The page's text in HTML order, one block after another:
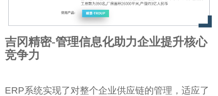
吉冈精密-管理信息化助力企业提升核心
竞争力
ERP系统实现了对整个企业供应链的管理，适应了